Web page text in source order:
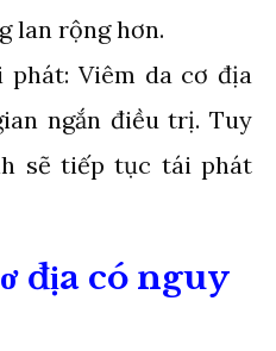
lan rộng hơn.
Viêm da cơ địa
ngắn điều trị. Tuy
sẽ tiếp tục tái phát
địa có nguy